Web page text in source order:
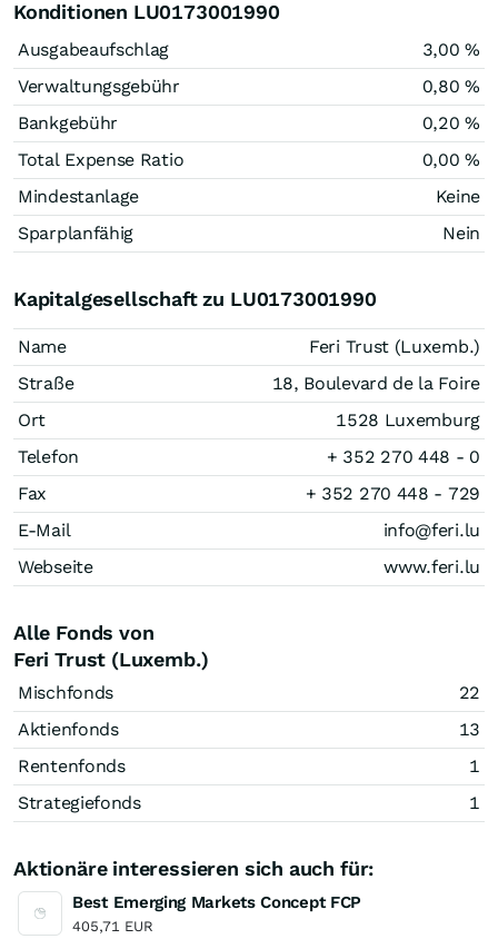
Konditionen LU0173001990
Ausgabeaufschlag
3,00 %
Verwaltungsgebühr
0,80 %
Bankgebühr
0,20 %
Total Expense Ratio
0,00 %
Mindestanlage
Keine
Sparplanfähig
Nein
Kapitalgesellschaft zu LU0173001990
Name
Feri Trust (Luxemb.)
Straße
18, Boulevard de la Foire
Ort
1528 Luxemburg
Telefon
+ 352 270 448 - 0
Fax
+ 352 270 448 - 729
E-Mail
info@feri.lu
Webseite
www.feri.lu
Alle Fonds von
Feri Trust (Luxemb.)
Mischfonds
22
Aktienfonds
13
Rentenfonds
1
Strategiefonds
1
Aktionäre interessieren sich auch für:
Best Emerging Markets Concept FCP
405,71 EUR